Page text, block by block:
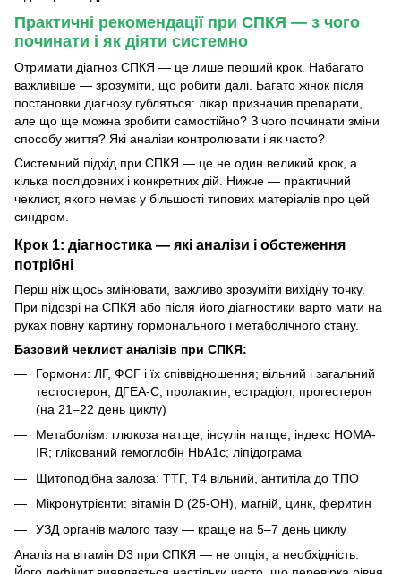
Практичні рекомендації при СПКЯ — з чого
починати і як діяти системно
Отримати діагноз СПКЯ — це лише перший крок. Набагато
важливіше — зрозуміти, що робити далі. Багато жінок після
постановки діагнозу губляться: лікар призначив препарати,
але що ще можна зробити самостійно? З чого починати зміни
способу життя? Які аналізи контролювати і як часто?
Системний підхід при СПКЯ — це не один великий крок, а
кілька послідовних і конкретних дій. Нижче — практичний
чеклист, якого немає у більшості типових матеріалів про цей
синдром.
Крок 1: діагностика — які аналізи і обстеження
потрібні
Перш ніж щось змінювати, важливо зрозуміти вихідну точку.
При підозрі на СПКЯ або після його діагностики варто мати на
руках повну картину гормонального і метаболічного стану.
Базовий чеклист аналізів при СПКЯ:
Гормони: ЛГ, ФСГ і їх співвідношення; вільний і загальний
тестостерон; ДГЕА-С; пролактин; естрадіол; прогестерон
(на 21–22 день циклу)
Метаболізм: глюкоза натще; інсулін натще; індекс HOMA-
IR; глікований гемоглобін HbA1c; ліпідограма
Щитоподібна залоза: ТТГ, Т4 вільний, антитіла до ТПО
Мікронутрієнти: вітамін D (25-OH), магній, цинк, феритин
УЗД органів малого тазу — краще на 5–7 день циклу
Аналіз на вітамін D3 при СПКЯ — не опція, а необхідність.